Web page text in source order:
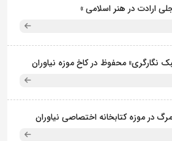
ارادت در هنر اسلامی »
نگارگری» محفوظ در کاخ موزه نیاوران
در موزه کتابخانه اختصاصی نیاوران